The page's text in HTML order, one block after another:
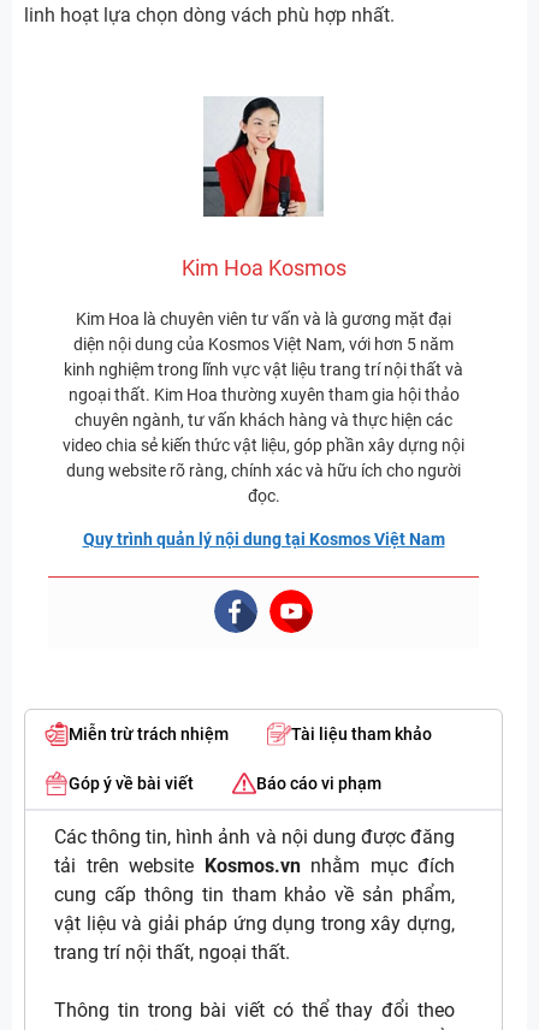
linh hoạt lựa chọn dòng vách phù hợp nhất.
Kim Hoa Kosmos
Kim Hoa là chuyên viên tư vấn và là gương mặt đại
diện nội dung của Kosmos Việt Nam, với hơn 5 năm
kinh nghiệm trong lĩnh vực vật liệu trang trí nội thất và
ngoại thất. Kim Hoa thường xuyên tham gia hội thảo
chuyên ngành, tư vấn khách hàng và thực hiện các
video chia sẻ kiến thức vật liệu, góp phần xây dựng nội
dung website rõ ràng, chính xác và hữu ích cho người
đọc.
Quy trình quản lý nội dung tại Kosmos Việt Nam
Miễn trừ trách nhiệm Tài liệu tham khảo
Góp ý về bài viết Báo cáo vi phạm
Các thông tin, hình ảnh và nội dung được đăng
tải trên website Kosmos.vnnhằm mục đích
cung cấp thông tin tham khảo về sản phẩm,
vật liệu và giải pháp ứng dụng trong xây dựng,
trang trí nội thất, ngoại thất.
Thông tin trong bài viết có thể thay đổi theo